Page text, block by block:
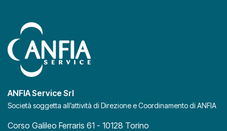
ANFIA Service Srl
Società soggetta all’attività di Direzione e Coordinamento di ANFIA
Corso Galileo Ferraris 61 - 10128 Torino